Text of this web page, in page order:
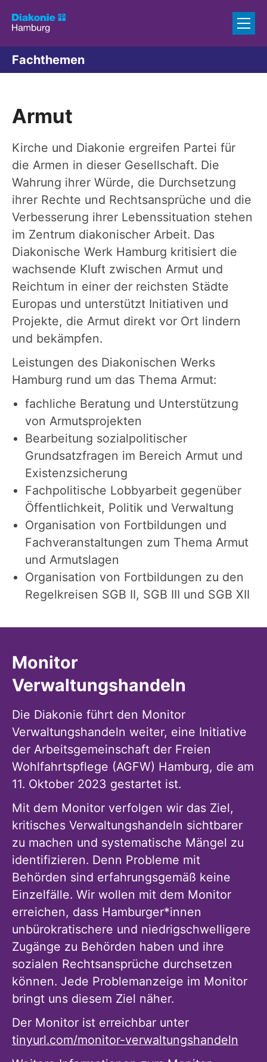
Fachthemen
Armut
Kirche und Diakonie ergreifen Partei für
die Armen in dieser Gesellschaft. Die
Wahrung ihrer Würde, die Durchsetzung
ihrer Rechte und Rechtsansprüche und die
Verbesserung ihrer Lebenssituation stehen
im Zentrum diakonischer Arbeit. Das
Diakonische Werk Hamburg kritisiert die
wachsende Kluft zwischen Armut und
Reichtum in einer der reichsten Städte
Europas und unterstützt Initiativen und
Projekte, die Armut direkt vor Ort lindern
und bekämpfen.
Leistungen des Diakonischen Werks
Hamburg rund um das Thema Armut:
fachliche Beratung und Unterstützung
von Armutsprojekten
Bearbeitung sozialpolitischer
Grundsatzfragen im Bereich Armut und
Existenzsicherung
Fachpolitische Lobbyarbeit gegenüber
Öffentlichkeit, Politik und Verwaltung
Organisation von Fortbildungen und
Fachveranstaltungen zum Thema Armut
und Armutslagen
Organisation von Fortbildungen zu den
Regelkreisen SGB II, SGB III und SGB XII
Monitor
Verwaltungshandeln
Die Diakonie führt den Monitor
Verwaltungshandeln weiter, eine Initiative
der Arbeitsgemeinschaft der Freien
Wohlfahrtspflege (AGFW) Hamburg, die am
11. Oktober 2023 gestartet ist.
Mit dem Monitor verfolgen wir das Ziel,
kritisches Verwaltungshandeln sichtbarer
zu machen und systematische Mängel zu
identifizieren. Denn Probleme mit
Behörden sind erfahrungsgemäß keine
Einzelfälle. Wir wollen mit dem Monitor
erreichen, dass Hamburger*innen
unbürokratischere und niedrigschwelligere
Zugänge zu Behörden haben und ihre
sozialen Rechtsansprüche durchsetzen
können. Jede Problemanzeige im Monitor
bringt uns diesem Ziel näher.
Der Monitor ist erreichbar unter
tinyurl.com/monitor-verwaltungshandeln